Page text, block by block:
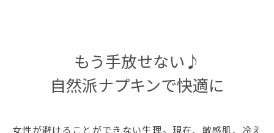
もう手放せない♪
自然派ナプキンで快適に
女性が避けることができない生理。現在、敏感肌、冷え